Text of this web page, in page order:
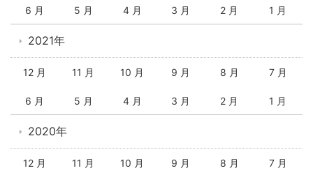
6 月 5 月 4 月 3 月 2 月 1 月
2021年
12 月 11 月 10 月 9 月 8 月 7 月
6 月 5 月 4 月 3 月 2 月 1 月
2020年
12 月 11 月 10 月 9 月 8 月 7 月